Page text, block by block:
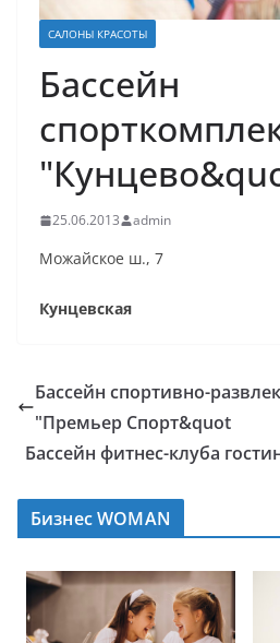
САЛОНЫ КРАСОТЫ
Бассейн
25.06.2013 admin
Можайское ш., 7
Кунцевская
Бассейн спортивно-
"Премьер Спорт&quot
Бассейн фитнес-клуба
Бизнес WOMAN